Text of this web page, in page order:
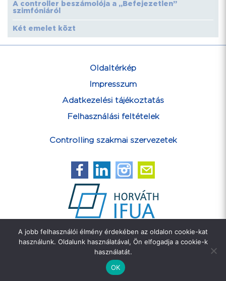
A controller beszámolója a „Befejezetlen”
szimfóniáról
Két emelet közt
Oldaltérkép
Impresszum
Adatkezelési tájékoztatás
Felhasználási feltételek
Controlling szakmai szervezetek
Feliratkozás hírlevélre
Copyright ©2026 IFUA Horváth & Partners Kft.
A jobb felhasználói élmény érdekében az oldalon cookie-kat
használunk. Oldalunk használatával, Ön elfogadja a cookie-k
használatát.
OK